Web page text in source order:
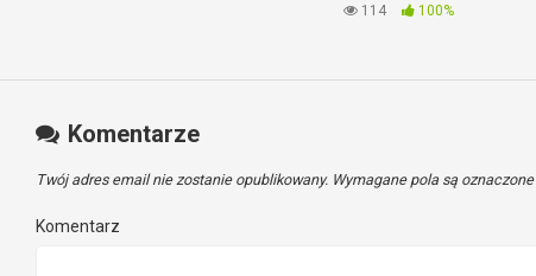
114 100%
Komentarze
Twój adres email nie zostanie opublikowany. Wymagane pola są oznaczone
Komentarz